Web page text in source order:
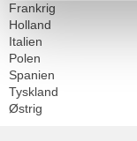
Frankrig
Holland
Italien
Polen
Spanien
Tyskland
Østrig